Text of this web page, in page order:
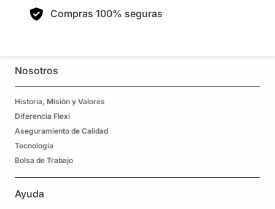
Compras 100% seguras
Nosotros
Historia, Misión y Valores
Diferencia Flexi
Aseguramiento de Calidad
Tecnología
Bolsa de Trabajo
Ayuda